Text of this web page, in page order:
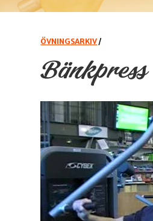
ÖVNINGSARKIV /